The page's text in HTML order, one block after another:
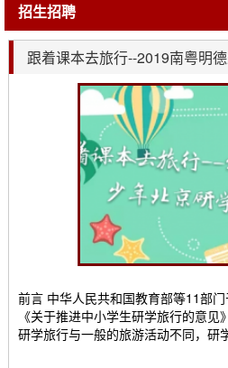
招生招聘
跟着课本去旅行--2019南粤明
前言 中华人民共和国教育部等11部
《关于推进中小学生研学旅行的意见
研学旅行与一般的旅游活动不同，研